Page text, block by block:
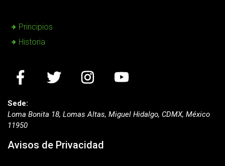
Principios
Historia
Sede:
Loma Bonita 18, Lomas Altas, Miguel Hidalgo, CDMX, México
11950
Avisos de Privacidad